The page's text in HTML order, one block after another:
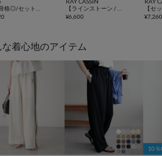
¥6,600 ¥
な着心地のアイテム
10％